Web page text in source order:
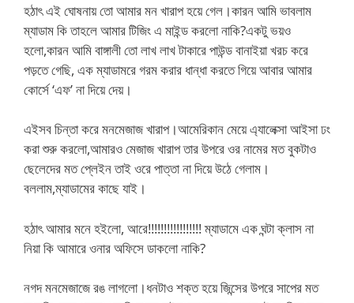
হঠাৎ এই ঘোষনায় তো আমার মন খারাপ হয়ে গেল।কারন আমি ভাবলাম
ম্যাডাম কি তাহলে আমার টিজিং এ মাইন্ড করলো নাকি?একটু ভয়ও
হলো,কারন আমি বাঙ্গালী তো লাখ লাখ টাকারে পাউন্ড বানাইয়া খরচ করে
পড়তে গেছি, এক ম্যাডামরে গরম করার ধান্ধা করতে গিয়ে আবার আমার
কোর্সে ‘এফ’ না দিয়ে দেয়।
এইসব চিন্তা করে মনমেজাজ খারাপ।আমেরিকান মেয়ে এ্যালেক্সা আইসা ঢং
করা শুরু করলো,আমারও মেজাজ খারাপ তার উপরে ওর নামের মত বুকটাও
ছেলেদের মত প্লেইন তাই ওরে পাত্তা না দিয়ে উঠে গেলাম।
বললাম,ম্যাডামের কাছে যাই।
হঠাৎ আমার মনে হইলো, আরে!!!!!!!!!!!!!!!!! ম্যাডামে এক ঘন্টা ক্লাস না
নিয়া কি আমারে ওনার অফিসে ডাকলো নাকি?
নগদ মনমেজাজে রঙ লাগলো।ধনটাও শক্ত হয়ে জিন্সের উপরে সাপের মত